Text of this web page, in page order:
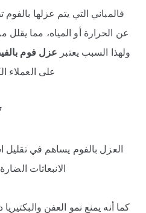
فالمباني التي يتم عزلها
عن الحرارة أو المياه، مما
ولهذا السبب يعتبر عزل فوم
على العملاء
7. صديق
العزل بالفوم يساهم في تقليل
الانبعاثات
كما أنه يمنع نمو العفن